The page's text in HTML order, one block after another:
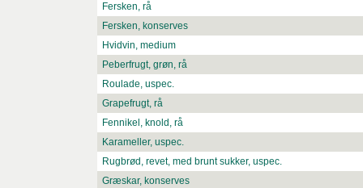
Fersken, rå
Fersken, konserves
Hvidvin, medium
Peberfrugt, grøn, rå
Roulade, uspec.
Grapefrugt, rå
Fennikel, knold, rå
Karameller, uspec.
Rugbrød, revet, med brunt sukker, uspec.
Græskar, konserves